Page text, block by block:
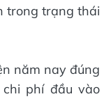
trong trạng thái
năm nay đúng
phí đầu vào